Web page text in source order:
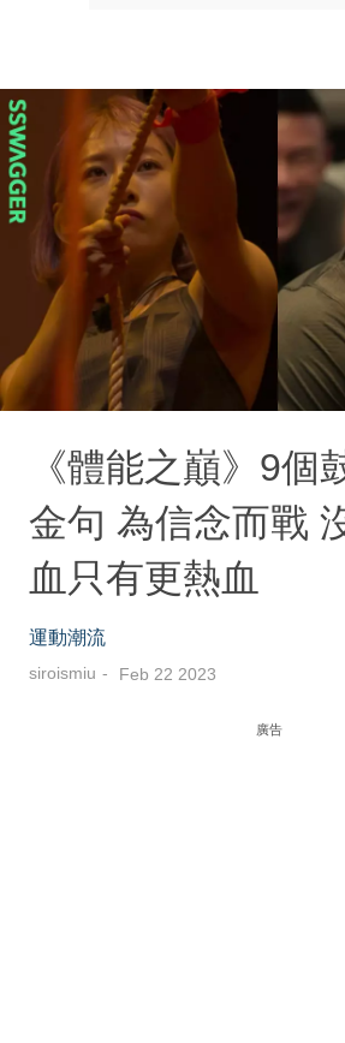
《體能之巔》9個
金句 為信念而戰
血只有更熱血
運動潮流
siroismiu Feb 22 2023
廣告